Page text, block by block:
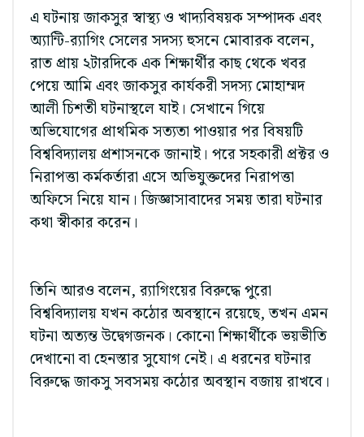
এ ঘটনায় জাকসুর স্বাস্থ্য ও খাদ্যবিষয়ক সম্পাদক এবং
অ্যান্টি-র‌্যাগিং সেলের সদস্য হুসনে মোবারক বলেন,
রাত প্রায় ২টারদিকে এক শিক্ষার্থীর কাছ থেকে খবর
পেয়ে আমি এবং জাকসুর কার্যকরী সদস্য মোহাম্মদ
আলী চিশতী ঘটনাস্থলে যাই। সেখানে গিয়ে
অভিযোগের প্রাথমিক সত্যতা পাওয়ার পর বিষয়টি
বিশ্ববিদ্যালয় প্রশাসনকে জানাই। পরে সহকারী প্রক্টর ও
নিরাপত্তা কর্মকর্তারা এসে অভিযুক্তদের নিরাপত্তা
অফিসে নিয়ে যান। জিজ্ঞাসাবাদের সময় তারা ঘটনার
কথা স্বীকার করেন।
তিনি আরও বলেন, র‌্যাগিংয়ের বিরুদ্ধে পুরো
বিশ্ববিদ্যালয় যখন কঠোর অবস্থানে রয়েছে, তখন এমন
ঘটনা অত্যন্ত উদ্বেগজনক। কোনো শিক্ষার্থীকে ভয়ভীতি
দেখানো বা হেনস্তার সুযোগ নেই। এ ধরনের ঘটনার
বিরুদ্ধে জাকসু সবসময় কঠোর অবস্থান বজায় রাখবে।